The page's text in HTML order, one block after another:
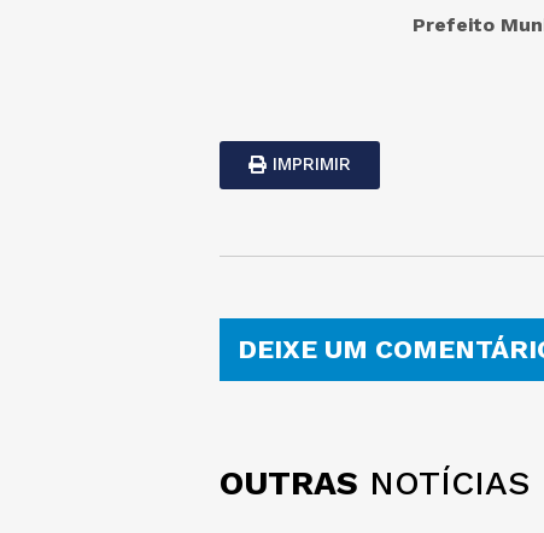
Prefeito
IMPRIMIR
DEIXE UM
OUTRAS NOTÍCIAS